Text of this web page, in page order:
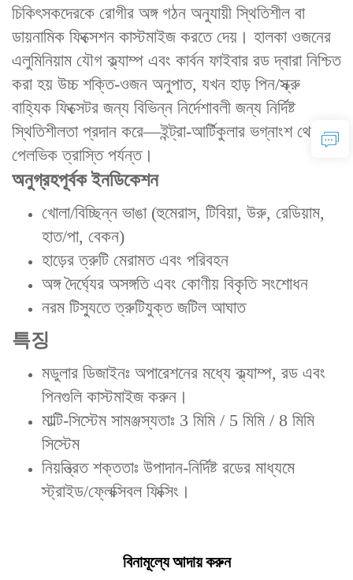
চিকিৎসকদেরকে রোগীর অঙ্গ গঠন অনুযায়ী স্থিতিশীল বা
ডায়নামিক ফিক্সেশন কাস্টমাইজ করতে দেয়। হালকা ওজনের
এলুমিনিয়াম যৌগ ক্ল্যাম্প এবং কার্বন ফাইবার রড দ্বারা নিশ্চিত
করা হয় ‌উচ্চ শক্তি-ওজন অনুপাত‌, যখন ‌হাড় পিন/স্ক্রু
বাহ্যিক ফিক্সেটর জন্য‌ বিভিন্ন নির্দেশাবলী জন্য নির্দিষ্ট
স্থিতিশীলতা প্রদান করে—ইন্ট্রা-আর্টিকুলার ভগ্নাংশ থেকে
পেলভিক ত্রাস্তি পর্যন্ত।
অনুগ্রহপূর্বক ইনডিকেশন‌
খোলা/বিচ্ছিন্ন ভাঙা (হুমেরাস, টিবিয়া, উরু, রেডিয়াম,
হাত/পা, বেকন)
হাড়ের ত্রুটি মেরামত এবং পরিবহন
অঙ্গ দৈর্ঘ্যের অসঙ্গতি এবং কোণীয় বিকৃতি সংশোধন
নরম টিস্যুতে ত্রুটিযুক্ত জটিল আঘাত
특징‌
মডুলার ডিজাইনঃ অপারেশনের মধ্যে ক্ল্যাম্প, রড এবং
পিনগুলি কাস্টমাইজ করুন।
মাল্টি-সিস্টেম সামঞ্জস্যতাঃ 3 মিমি / 5 মিমি / 8 মিমি
সিস্টেম
নিয়ন্ত্রিত শক্ততাঃ উপাদান-নির্দিষ্ট রডের মাধ্যমে
স্ট্রাইড/ফ্লেক্সিবল ফিক্সিং।
বিনামূল্যে আদায় করুন